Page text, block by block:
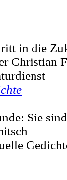
in die
Christian
Sie